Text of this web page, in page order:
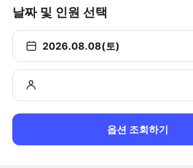
날짜 및 인원 선택
2026.08.08(토)
옵션 조회하기